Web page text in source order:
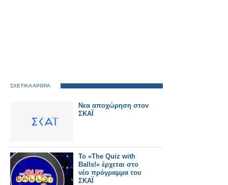
ΣΧΕΤΙΚΑ ΑΡΘΡΑ
Νεα αποχώρηση στον
ΣΚΑΪ
Το «The Quiz with
Balls!» έρχεται στο
νέο πρόγραμμα του
ΣΚΑΪ